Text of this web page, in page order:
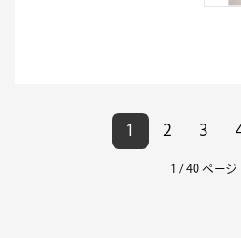
1 2 3
1 / 40 ページ